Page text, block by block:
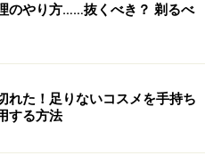
のやり方……抜くべき？ 剃るべ
れた！足りないコスメを手持ち
する方法